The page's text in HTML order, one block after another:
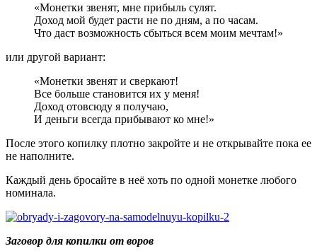
«Монетки звенят, мне прибыль сулят.
Доход мой будет расти не по дням, а по часам.
Что даст возможность сбыться всем моим мечтам!»
или другой вариант:
«Монетки звенят и сверкают!
Все больше становится их у меня!
Доход отовсюду я получаю,
И деньги всегда прибывают ко мне!»
После этого копилку плотно закройте и не открывайте пока ее
не наполните.
Каждый день бросайте в неё хоть по одной монетке любого
номинала.
Заговор для копилки от воров